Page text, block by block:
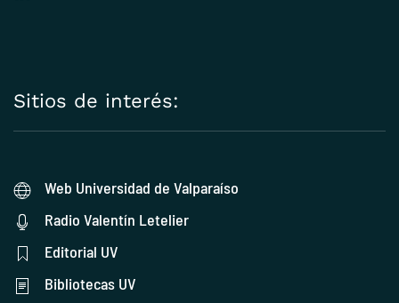
Sitios de interés:
Web Universidad de Valparaíso
Radio Valentín Letelier
Editorial UV
Bibliotecas UV